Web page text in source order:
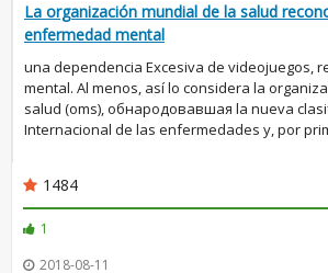
La organización mundial de la salud
enfermedad mental
una dependencia Excesiva de videojuegos,
mental. Al menos, así lo considera la
salud (oms), обнародовавшая la nueva
Internacional de las enfermedades y, por
1484
1
2018-08-11